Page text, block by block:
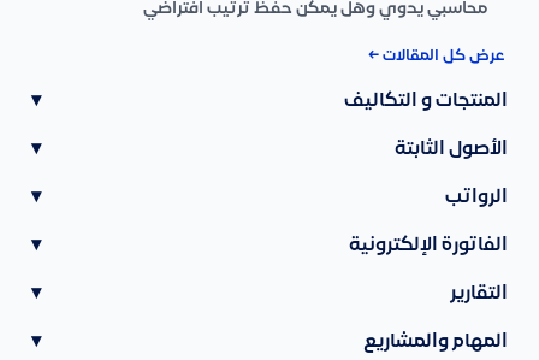
محاسبي يدوي وهل يمكن حفظ ترتيب افتراضي
عرض كل المقالات ←
المنتجات و التكاليف ▾
الأصول الثابتة ▾
الرواتب ▾
الفاتورة الإلكترونية ▾
التقارير ▾
المهام والمشاريع ▾